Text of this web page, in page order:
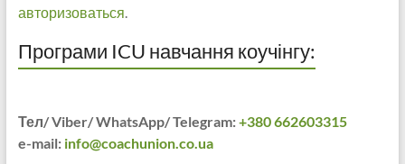
авторизоваться.
Програми ICU навчання коучінгу:
Тел/ Viber/ WhatsApp/ Telegram:+380 662603315
e-mail: info@coachunion.co.ua